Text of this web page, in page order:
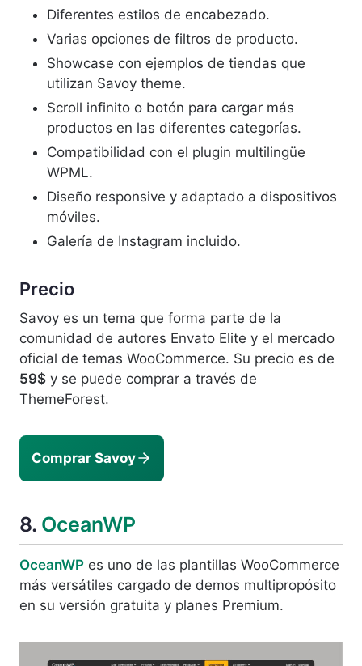
Diferentes estilos de encabezado.
Varias opciones de filtros de producto.
Showcase con ejemplos de tiendas que
utilizan Savoy theme.
Scroll infinito o botón para cargar más
productos en las diferentes categorías.
Compatibilidad con el plugin multilingüe
WPML.
Diseño responsive y adaptado a dispositivos
móviles.
Galería de Instagram incluido.
Precio
Savoy es un tema que forma parte de la
comunidad de autores Envato Elite y el mercado
oficial de temas WooCommerce. Su precio es de
59$ y se puede comprar a través de
ThemeForest.
Comprar Savoy
8. OceanWP
OceanWP es uno de las plantillas WooCommerce
más versátiles cargado de demos multipropósito
en su versión gratuita y planes Premium.